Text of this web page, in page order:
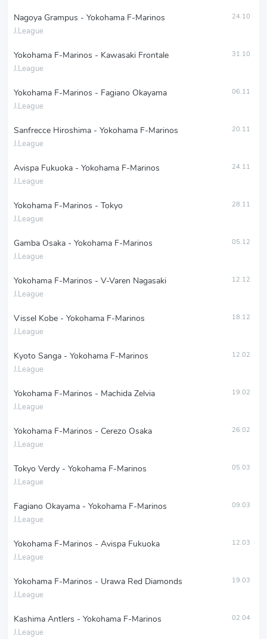
Nagoya Grampus - Yokohama F-Marinos
J.League
24.10
Yokohama F-Marinos - Kawasaki Frontale
J.League
31.10
Yokohama F-Marinos - Fagiano Okayama
J.League
06.11
Sanfrecce Hiroshima - Yokohama F-Marinos
J.League
20.11
Avispa Fukuoka - Yokohama F-Marinos
J.League
24.11
Yokohama F-Marinos - Tokyo
J.League
28.11
Gamba Osaka - Yokohama F-Marinos
J.League
05.12
Yokohama F-Marinos - V-Varen Nagasaki
J.League
12.12
Vissel Kobe - Yokohama F-Marinos
J.League
18.12
Kyoto Sanga - Yokohama F-Marinos
J.League
12.02
Yokohama F-Marinos - Machida Zelvia
J.League
19.02
Yokohama F-Marinos - Cerezo Osaka
J.League
26.02
Tokyo Verdy - Yokohama F-Marinos
J.League
05.03
Fagiano Okayama - Yokohama F-Marinos
J.League
09.03
Yokohama F-Marinos - Avispa Fukuoka
J.League
12.03
Yokohama F-Marinos - Urawa Red Diamonds
J.League
19.03
Kashima Antlers - Yokohama F-Marinos
J.League
02.04